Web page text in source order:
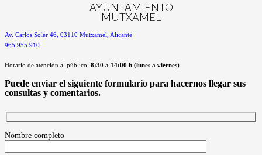
AYUNTAMIENTO
MUTXAMEL
Av. Carlos Soler 46, 03110 Mutxamel, Alicante
965 955 910
Horario de atención al público: 8:30 a 14:00 h (lunes a viernes)
Puede enviar el siguiente formulario para hacernos llegar sus
consultas y comentarios.
Formulario de contacto
Nombre completo